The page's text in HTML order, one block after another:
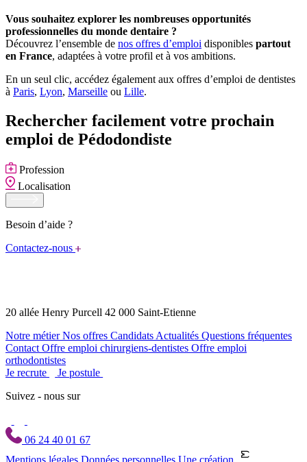
Vous souhaitez explorer les nombreuses opportunités
professionnelles du monde dentaire ?
Découvrez l’ensemble de nos offres d’emploi disponibles partout
en France, adaptées à votre profil et à vos ambitions.
En un seul clic, accédez également aux offres d’emploi de dentistes
à Paris, Lyon, Marseille ou Lille.
Rechercher facilement votre prochain
emploi de Pédodondiste
Profession
Localisation
Besoin d’aide ?
Contactez-nous
20 allée Henry Purcell 42 000 Saint-Etienne
Notre métierNos offres Candidats Actualités Questions fréquentes
Contact Offre emploi chirurgiens-dentistes Offre emploi
orthodontistes
Je recrute
Je postule
Suivez - nous sur
06 24 40 01 67
Mentions légales Données personnelles Une création